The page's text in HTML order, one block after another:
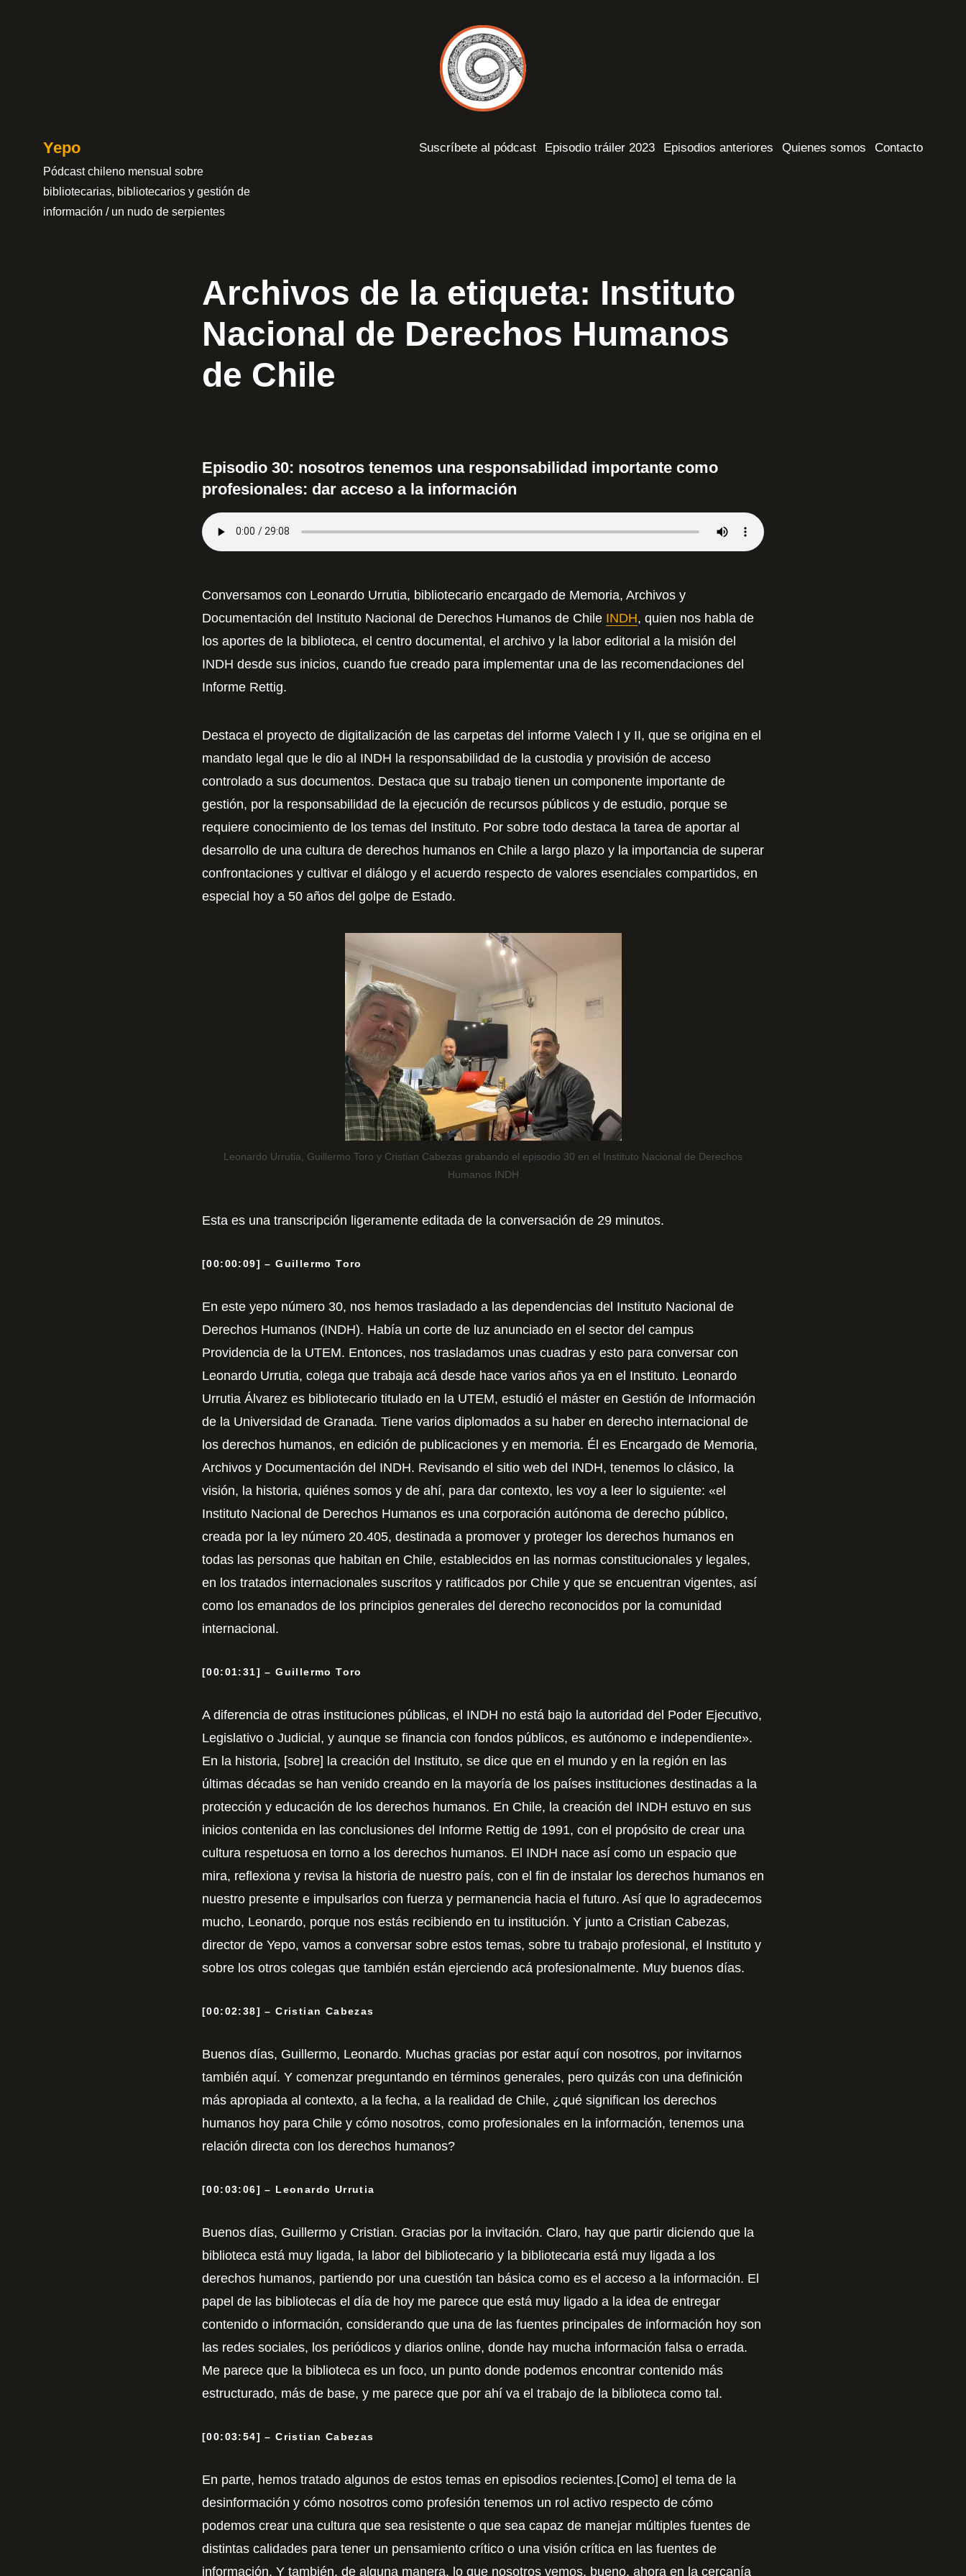
Yepo
Pódcast chileno mensual sobre
bibliotecarias, bibliotecarios y gestión de
información / un nudo de serpientes
Suscríbete al pódcast Episodio tráiler 2023 Episodios anteriores Quienes somos Contacto
Archivos de la etiqueta: Instituto
Nacional de Derechos Humanos
de Chile
Episodio 30: nosotros tenemos una responsabilidad importante como
profesionales: dar acceso a la información
Conversamos con Leonardo Urrutia, bibliotecario encargado de Memoria, Archivos y
Documentación del Instituto Nacional de Derechos Humanos de Chile INDH, quien nos habla de
los aportes de la biblioteca, el centro documental, el archivo y la labor editorial a la misión del
INDH desde sus inicios, cuando fue creado para implementar una de las recomendaciones del
Informe Rettig.
Destaca el proyecto de digitalización de las carpetas del informe Valech I y II, que se origina en el
mandato legal que le dio al INDH la responsabilidad de la custodia y provisión de acceso
controlado a sus documentos. Destaca que su trabajo tienen un componente importante de
gestión, por la responsabilidad de la ejecución de recursos públicos y de estudio, porque se
requiere conocimiento de los temas del Instituto. Por sobre todo destaca la tarea de aportar al
desarrollo de una cultura de derechos humanos en Chile a largo plazo y la importancia de superar
confrontaciones y cultivar el diálogo y el acuerdo respecto de valores esenciales compartidos, en
especial hoy a 50 años del golpe de Estado.
Leonardo Urrutia, Guillermo Toro y Cristian Cabezas grabando el episodio 30 en el Instituto Nacional de Derechos
Humanos INDH
Esta es una transcripción ligeramente editada de la conversación de 29 minutos.
[00:00:09] – Guillermo Toro
En este yepo número 30, nos hemos trasladado a las dependencias del Instituto Nacional de
Derechos Humanos (INDH). Había un corte de luz anunciado en el sector del campus
Providencia de la UTEM. Entonces, nos trasladamos unas cuadras y esto para conversar con
Leonardo Urrutia, colega que trabaja acá desde hace varios años ya en el Instituto. Leonardo
Urrutia Álvarez es bibliotecario titulado en la UTEM, estudió el máster en Gestión de Información
de la Universidad de Granada. Tiene varios diplomados a su haber en derecho internacional de
los derechos humanos, en edición de publicaciones y en memoria. Él es Encargado de Memoria,
Archivos y Documentación del INDH. Revisando el sitio web del INDH, tenemos lo clásico, la
visión, la historia, quiénes somos y de ahí, para dar contexto, les voy a leer lo siguiente: «el
Instituto Nacional de Derechos Humanos es una corporación autónoma de derecho público,
creada por la ley número 20.405, destinada a promover y proteger los derechos humanos en
todas las personas que habitan en Chile, establecidos en las normas constitucionales y legales,
en los tratados internacionales suscritos y ratificados por Chile y que se encuentran vigentes, así
como los emanados de los principios generales del derecho reconocidos por la comunidad
internacional.
[00:01:31] – Guillermo Toro
A diferencia de otras instituciones públicas, el INDH no está bajo la autoridad del Poder Ejecutivo,
Legislativo o Judicial, y aunque se financia con fondos públicos, es autónomo e independiente».
En la historia, [sobre] la creación del Instituto, se dice que en el mundo y en la región en las
últimas décadas se han venido creando en la mayoría de los países instituciones destinadas a la
protección y educación de los derechos humanos. En Chile, la creación del INDH estuvo en sus
inicios contenida en las conclusiones del Informe Rettig de 1991, con el propósito de crear una
cultura respetuosa en torno a los derechos humanos. El INDH nace así como un espacio que
mira, reflexiona y revisa la historia de nuestro país, con el fin de instalar los derechos humanos en
nuestro presente e impulsarlos con fuerza y permanencia hacia el futuro. Así que lo agradecemos
mucho, Leonardo, porque nos estás recibiendo en tu institución. Y junto a Cristian Cabezas,
director de Yepo, vamos a conversar sobre estos temas, sobre tu trabajo profesional, el Instituto y
sobre los otros colegas que también están ejerciendo acá profesionalmente. Muy buenos días.
[00:02:38] – Cristian Cabezas
Buenos días, Guillermo, Leonardo. Muchas gracias por estar aquí con nosotros, por invitarnos
también aquí. Y comenzar preguntando en términos generales, pero quizás con una definición
más apropiada al contexto, a la fecha, a la realidad de Chile, ¿qué significan los derechos
humanos hoy para Chile y cómo nosotros, como profesionales en la información, tenemos una
relación directa con los derechos humanos?
[00:03:06] – Leonardo Urrutia
Buenos días, Guillermo y Cristian. Gracias por la invitación. Claro, hay que partir diciendo que la
biblioteca está muy ligada, la labor del bibliotecario y la bibliotecaria está muy ligada a los
derechos humanos, partiendo por una cuestión tan básica como es el acceso a la información. El
papel de las bibliotecas el día de hoy me parece que está muy ligado a la idea de entregar
contenido o información, considerando que una de las fuentes principales de información hoy son
las redes sociales, los periódicos y diarios online, donde hay mucha información falsa o errada.
Me parece que la biblioteca es un foco, un punto donde podemos encontrar contenido más
estructurado, más de base, y me parece que por ahí va el trabajo de la biblioteca como tal.
[00:03:54] – Cristian Cabezas
En parte, hemos tratado algunos de estos temas en episodios recientes.[Como] el tema de la
desinformación y cómo nosotros como profesión tenemos un rol activo respecto de cómo
podemos crear una cultura que sea resistente o que sea capaz de manejar múltiples fuentes de
distintas calidades para tener un pensamiento crítico o una visión crítica en las fuentes de
información. Y también, de alguna manera, lo que nosotros vemos, bueno, ahora en la cercanía